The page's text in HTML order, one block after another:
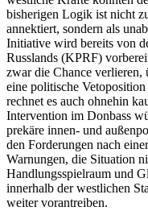
bisherigen Logik ist nicht
annektiert, sondern als
Initiative wird bereits von
Russlands (KPRF)
zwar die Chance verlieren,
eine politische
rechnet es auch ohnehin
Intervention im Donbass
prekäre innen- und
den Forderungen nach
Warnungen, die Situation
Handlungsspielraum und
innerhalb der westlichen
weiter vorantreiben.